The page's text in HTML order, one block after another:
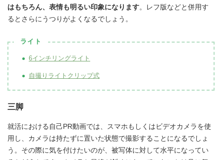
はもちろん、表情も明るい印象になります。レフ版などと併用す
るとさらにうつりがよくなるでしょう。
ライト
6インチリングライト
自撮りライトクリップ式
三脚
就活における自己PR動画では、スマホもしくはビデオカメラを使
用し、カメラは持たずに置いた状態で撮影することになるでしょ
う。その際に気を付けたいのが、被写体に対して水平になってい